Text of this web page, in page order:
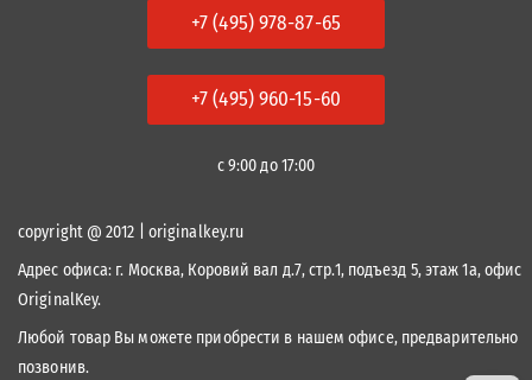
+7 (495) 978-87-65
+7 (495) 960-15-60
с 9:00 до 17:00
copyright @ 2012 | originalkey.ru
Адрес офиса: г. Москва, Коровий вал д.7, стр.1, подъезд 5, этаж 1а, офис
OriginalKey.
Любой товар Вы можете приобрести в нашем офисе, предварительно
позвонив.